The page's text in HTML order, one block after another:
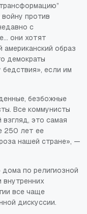
против
с
они хотят
образ
демократы
бедствия», если им
безбожные
Все коммунисты
это самая
250 лет ее
нашей стране», —
по религиозной
внутренних
все чаще
дискуссии.